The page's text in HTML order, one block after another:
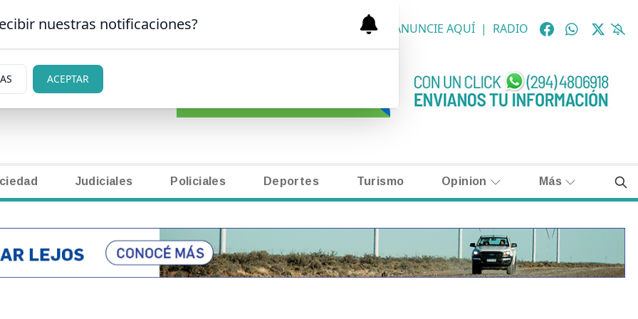
DE BARILOCHE CLASIFICADOS NECROLÓGICAS ANUNCIE AQUÍ | RADIO
Judiciales Policiales Deportes Turismo Opinion Más
nuestras notificaciones?
ACEPTAR